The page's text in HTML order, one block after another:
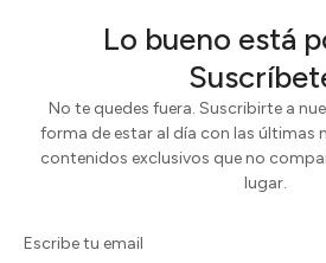
Lo bueno está
No te quedes fuera. Suscribirte a
forma de estar al día con las últimas
contenidos exclusivos que no
lugar.